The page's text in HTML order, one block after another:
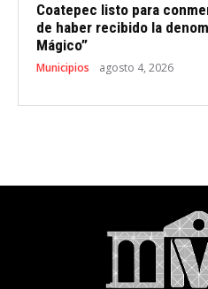
Coatepec listo para
de haber recibido la
Mágico”
Municipios agosto 4, 2026